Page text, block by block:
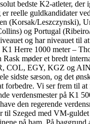
bedste K2-atleter, der
reelle guldkandidater
(Korsak/Leszczynski),
og Portugal
og har niveauet til
K1 Herre 1000 meter –
møder et bredt
COL, EGY, KGZ og
sidste sæson, og det
forbedre. Vi ser frem til at
verdensmester på K1
den regerende
til Szeged med VM-